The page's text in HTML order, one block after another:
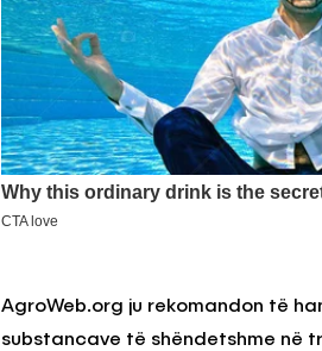
AgroWeb.org ju rekomandon të
substancave të shëndetshme në